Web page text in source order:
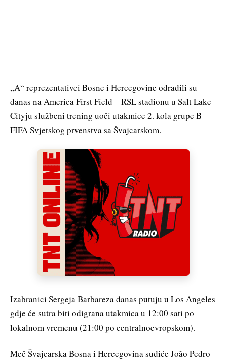
„A“ reprezentativci Bosne i Hercegovine odradili su
danas na America First Field – RSL stadionu u Salt Lake
Cityju službeni trening uoči utakmice 2. kola grupe B
FIFA Svjetskog prvenstva sa Švajcarskom.
Izabranici Sergeja Barbareza danas putuju u Los Angeles
gdje će sutra biti odigrana utakmica u 12:00 sati po
lokalnom vremenu (21:00 po centralnoevropskom).
Meč Švajcarska Bosna i Hercegovina sudiće João Pedro